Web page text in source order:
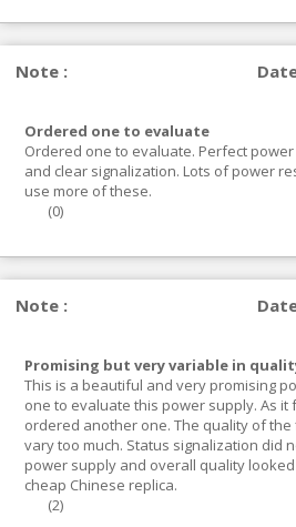
Note :
Ordered one to evaluate
Ordered one to evaluate. Perfect
and clear signalization. Lots of power
use more of these.
(0)
Note :
Promising but very variable in
This is a beautiful and very promising
one to evaluate this power supply. As
ordered another one. The quality of
vary too much. Status signalization did
power supply and overall quality
cheap Chinese replica.
(2)